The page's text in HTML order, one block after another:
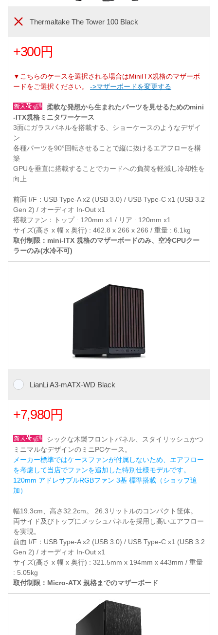
Thermaltake The Tower 100 Black
+300円
▼こちらのケースを選択される場合はMiniITX規格のマザーボ
ードをご選択ください。 ->マザーボードを変更する
柔軟な発想から生まれたパーツを見せるためのmini
-ITX規格ミニタワーケース
3面にガラスパネルを搭載する、ショーケースのようなデザイ
ン
各種パーツを90°回転させることで縦に抜けるエアフローを構
築
GPUを垂直に搭載することでカードへの負荷を軽減し冷却性を
向上
前面 I/F：USB Type-A x2 (USB 3.0) / USB Type-C x1 (USB 3.2
Gen 2) / オーディオ In-Out x1
搭載ファン：トップ : 120mm x1 / リア : 120mm x1
サイズ(高さ x 幅 x 奥行) : 462.8 x 266 x 266 / 重量 : 6.1kg
取付制限：mini-ITX 規格のマザーボードのみ、空冷CPUクー
ラーのみ(水冷不可)
LianLi A3-mATX-WD Black
+7,980円
シックな木製フロントパネル、スタイリッシュかつ
ミニマルなデザインのミニPCケース。
メーカー標準ではケースファンが付属しないため、エアフロー
を考慮して当店でファンを追加した特別仕様モデルです。
120mm アドレサブルRGBファン 3基 標準搭載（ショップ追
加）
幅19.3cm、高さ32.2cm。 26.3リットルのコンパクト筐体。
両サイド及びトップにメッシュパネルを採用し高いエアフロー
を実現。
前面 I/F：USB Type-A x2 (USB 3.0) / USB Type-C x1 (USB 3.2
Gen 2) / オーディオ In-Out x1
サイズ(高さ x 幅 x 奥行) : 321.5mm x 194mm x 443mm / 重量
: 5.05kg
取付制限：Micro-ATX 規格までのマザーボード